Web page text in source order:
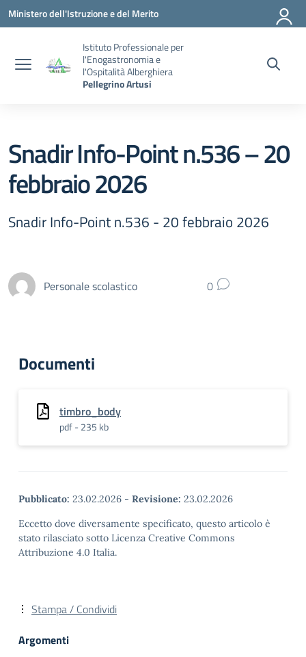
Vai ai contenuti
Vai al menu di navigazione
Vai al footer
Ministero dell'Istruzione e del Merito
Istituto Professionale per
l'Enogastronomia e
l'Ospitalità Alberghiera
Pellegrino Artusi
Snadir Info-Point n.536 – 20
febbraio 2026
Snadir Info-Point n.536 - 20 febbraio 2026
Personale scolastico 0
Documenti
timbro_body
pdf - 235 kb
Pubblicato: 23.02.2026 - Revisione: 23.02.2026
Eccetto dove diversamente specificato, questo articolo è
stato rilasciato sotto Licenza Creative Commons
Attribuzione 4.0 Italia.
Stampa / Condividi
Argomenti